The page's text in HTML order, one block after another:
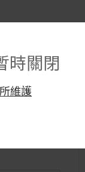
時關閉
維護
單號碼並按下
中會有